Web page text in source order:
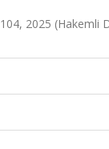
2025 (Hakemli